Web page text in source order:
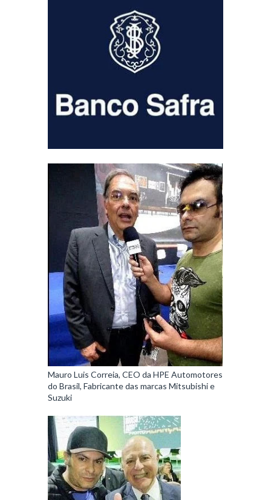
Mauro Luis Correia, CEO da HPE Automotores
do Brasil, Fabricante das marcas Mitsubishi e
Suzuki